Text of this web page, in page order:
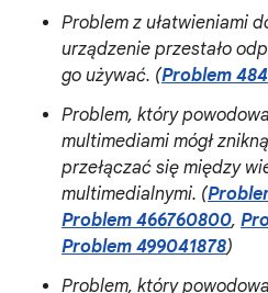
Problem z ułatwieniami
urządzenie przestało
go używać. (Problem
Problem, który
multimediami mógł
przełączać się między
multimedialnymi. (
Problem 466760800,
Problem 499041878)
Problem, który